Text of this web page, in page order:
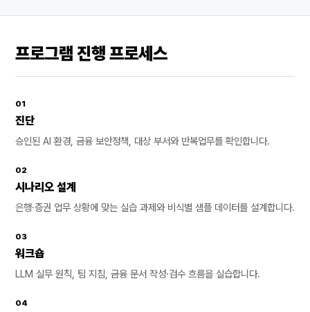
프로그램 진행 프로세스
01
진단
승인된 AI 환경, 금융 보안정책, 대상 부서와 반복업무를 확인합니다.
02
시나리오 설계
은행·증권 업무 상황에 맞는 실습 과제와 비식별 샘플 데이터를 설계합니다.
03
워크숍
LLM 실무 원칙, 팀 지침, 금융 문서 작성·검수 흐름을 실습합니다.
04